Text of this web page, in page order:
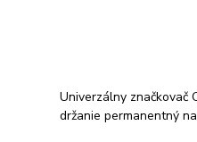
Univerzálny značkovač
držanie permanentný